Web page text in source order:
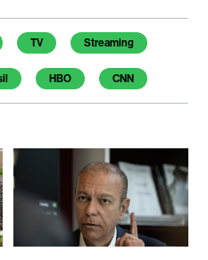
TV Streaming
HBO CNN